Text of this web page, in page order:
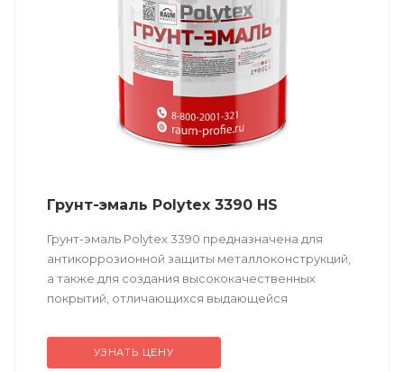
Грунт-эмаль Polytex 3390 HS
Грунт-эмаль Polytex 3390 предназначена для
антикоррозионной защиты металлоконструкций,
а также для создания высококачественных
покрытий, отличающихся выдающейся
временем полной...
УЗНАТЬ ЦЕНУ